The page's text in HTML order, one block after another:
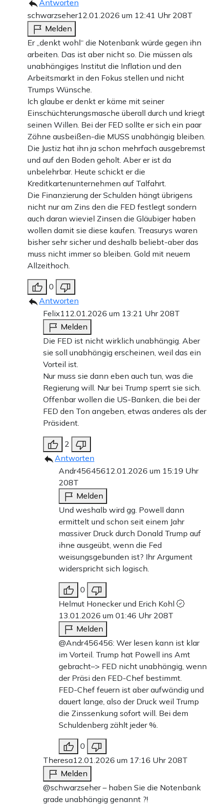
Antworten
schwarzseher12.01.2026 um 12:41 Uhr 208T
Melden
Er „denkt wohl“ die Notenbank würde gegen ihn
arbeiten. Das ist aber nicht so. Die müssen als
unabhängiges Institut die Inflation und den
Arbeitsmarkt in den Fokus stellen und nicht
Trumps Wünsche.
Ich glaube er denkt er käme mit seiner
Einschüchterungsmasche überall durch und kriegt
seinen Willen. Bei der FED sollte er sich ein paar
Zähne ausbeißen-die MUSS unabhängig bleiben.
Die Justiz hat ihn ja schon mehrfach ausgebremst
und auf den Boden geholt. Aber er ist da
unbelehrbar. Heute schickt er die
Kreditkartenunternehmen auf Talfahrt.
Die Finanzierung der Schulden hängt übrigens
nicht nur am Zins den die FED festlegt sondern
auch daran wieviel Zinsen die Gläubiger haben
wollen damit sie diese kaufen. Treasurys waren
bisher sehr sicher und deshalb beliebt-aber das
muss nicht immer so bleiben. Gold mit neuem
Allzeithoch.
0
Antworten
Felix1 12.01.2026 um 13:21 Uhr 208T
Melden
Die FED ist nicht wirklich unabhängig. Aber
sie soll unabhängig erscheinen, weil das ein
Vorteil ist.
Nur muss sie dann eben auch tun, was die
Regierung will. Nur bei Trump sperrt sie sich.
Offenbar wollen die US-Banken, die bei der
FED den Ton angeben, etwas anderes als der
Präsident.
2
Antworten
Andr45645612.01.2026 um 15:19 Uhr
208T
Melden
Und weshalb wird gg. Powell dann
ermittelt und schon seit einem Jahr
massiver Druck durch Donald Trump auf
ihne ausgeübt, wenn die Fed
weisungsgebunden ist? Ihr Argument
widerspricht sich logisch.
0
Helmut Honecker und Erich Kohl
13.01.2026 um 01:46 Uhr 208T
Melden
@Andr456456: Wer lesen kann ist klar
im Vorteil. Trump hat Powell ins Amt
gebracht–> FED nicht unabhängig, wenn
der Präsi den FED-Chef bestimmt.
FED-Chef feuern ist aber aufwändig und
dauert lange, also der Druck weil Trump
die Zinssenkung sofort will. Bei dem
Schuldenberg zählt jeder %.
0
Theresa12.01.2026 um 17:16 Uhr 208T
Melden
@schwarzseher – haben Sie die Notenbank
grade unabhängig genannt ?!